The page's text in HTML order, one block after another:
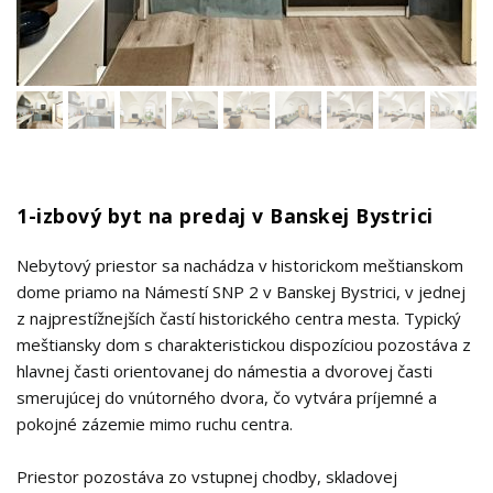
1-izbový byt na predaj v Banskej Bystrici
Nebytový priestor sa nachádza v historickom meštianskom
dome priamo na Námestí SNP 2 v Banskej Bystrici, v jednej
z najprestížnejších častí historického centra mesta. Typický
meštiansky dom s charakteristickou dispozíciou pozostáva z
hlavnej časti orientovanej do námestia a dvorovej časti
smerujúcej do vnútorného dvora, čo vytvára príjemné a
pokojné zázemie mimo ruchu centra.
Priestor pozostáva zo vstupnej chodby, skladovej